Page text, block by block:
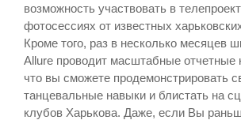
возможность участвовать в
фотосессиях от известных
Кроме того, раз в несколько месяцев
Allure проводит масштабные отчетные
что вы сможете продемонстрировать
танцевальные навыки и блистать на
клубов Харькова. Даже, если Вы